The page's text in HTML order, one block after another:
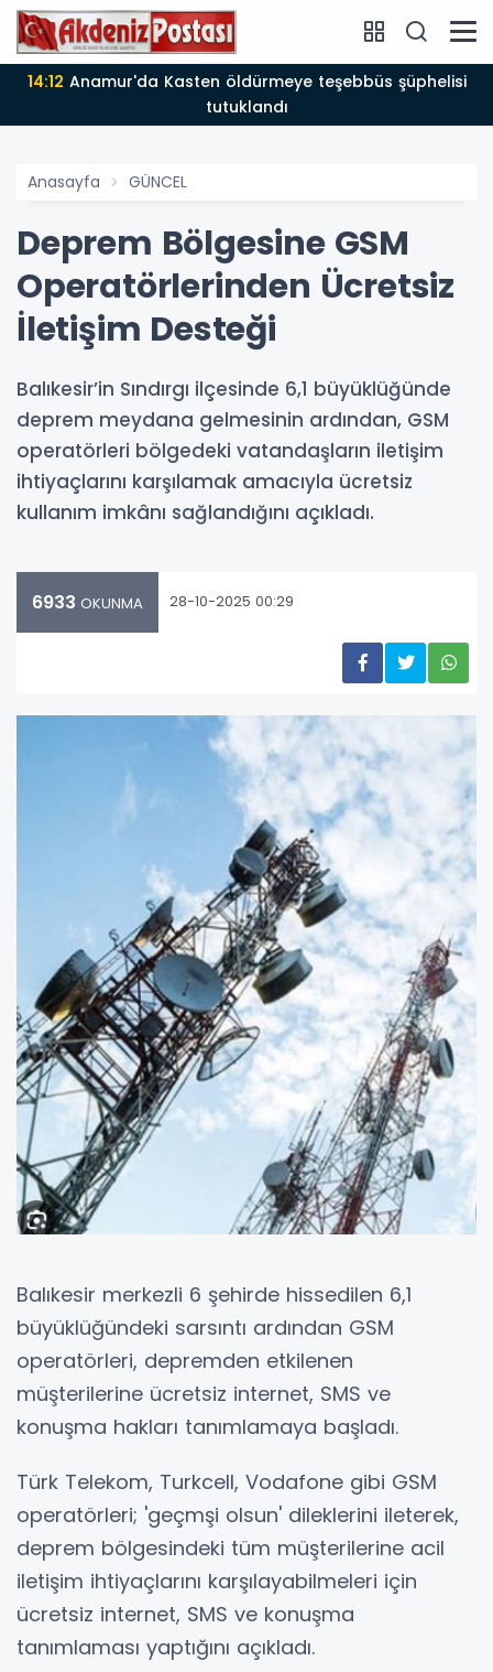
14:12
tutuklandı
Anasayfa GÜNCEL
Deprem Bölgesine GSM
Operatörlerinden Ücretsiz
İletişim Desteği
Balıkesir’in Sındırgı ilçesinde 6,1 büyüklüğünde
deprem meydana gelmesinin ardından, GSM
operatörleri bölgedeki vatandaşların iletişim
ihtiyaçlarını karşılamak amacıyla ücretsiz
kullanım imkânı sağlandığını açıkladı.
6933 OKUNMA 28-10-2025 00:29
Balıkesir merkezli 6 şehirde hissedilen 6,1
büyüklüğündeki sarsıntı ardından GSM
operatörleri, depremden etkilenen
müşterilerine ücretsiz internet, SMS ve
konuşma hakları tanımlamaya başladı.
Türk Telekom, Turkcell, Vodafone gibi GSM
operatörleri; 'geçmşi olsun' dileklerini ileterek,
deprem bölgesindeki tüm müşterilerine acil
iletişim ihtiyaçlarını karşılayabilmeleri için
ücretsiz internet, SMS ve konuşma
tanımlaması yaptığını açıkladı.